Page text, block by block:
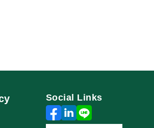
Social Links